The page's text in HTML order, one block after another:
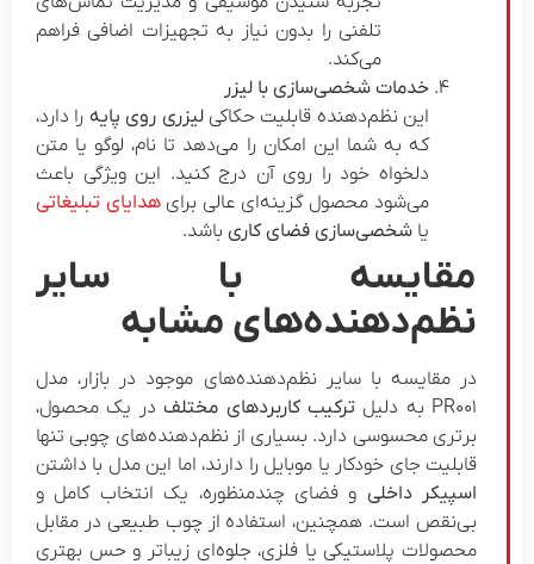
تلفنی را بدون نیاز به تجهیزات اضافی فراهم
خدمات شخصی‌سازی با لیزر
این نظم‌دهنده قابلیت حکاکی لیزری روی پایهرا دارد،
که به شما این امکان را می‌دهد تا نام، لوگو یا متن
دلخواه خود را روی آن درج کنید. این ویژگی باعث
می‌شود محصول گزینه‌ای عالی برایهدایای تبلیغاتی
شخصی‌سازی فضای کاریباشد.
مقایسه با سایر
نظم‌دهنده‌های مشابه
در مقایسه با سایر نظم‌دهنده‌های موجود در بازار، مدل
ترکیب کاربردهای مختلفدر یک محصول،
برتری محسوسی دارد. بسیاری از نظم‌دهنده‌های چوبی تنها
قابلیت جای خودکار یا موبایل را دارند، اما این مدل با داشتن
اسپیکر داخلی و فضای چندمنظوره، یک انتخاب کامل و
بی‌نقص است. همچنین، استفاده از چوب طبیعی در مقابل
محصولات پلاستیکی یا فلزی، جلوه‌ای زیباتر و حس بهتری